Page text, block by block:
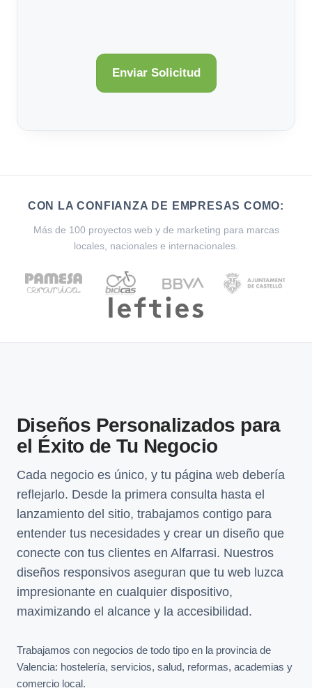
CON LA CONFIANZA DE EMPRESAS COMO:
Más de 100 proyectos web y de marketing para marcas
locales, nacionales e internacionales.
Diseños Personalizados para
el Éxito de Tu Negocio
Cada negocio es único, y tu página web debería
reflejarlo. Desde la primera consulta hasta el
lanzamiento del sitio, trabajamos contigo para
entender tus necesidades y crear un diseño que
conecte con tus clientes en Alfarrasi. Nuestros
diseños responsivos aseguran que tu web luzca
impresionante en cualquier dispositivo,
maximizando el alcance y la accesibilidad.
Trabajamos con negocios de todo tipo en la provincia de
Valencia: hostelería, servicios, salud, reformas, academias y
comercio local.